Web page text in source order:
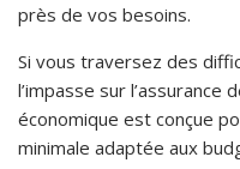
près de vos besoins.
Si vous traversez des
l’impasse sur
économique est conçue
minimale adaptée aux